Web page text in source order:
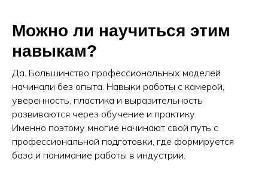
Можно ли научиться этим
навыкам?
Да. Большинство профессиональных моделей
начинали без опыта. Навыки работы с камерой,
уверенность, пластика и выразительность
развиваются через обучение и практику.
Именно поэтому многие начинают свой путь с
профессиональной подготовки, где формируется
база и понимание работы в индустрии.